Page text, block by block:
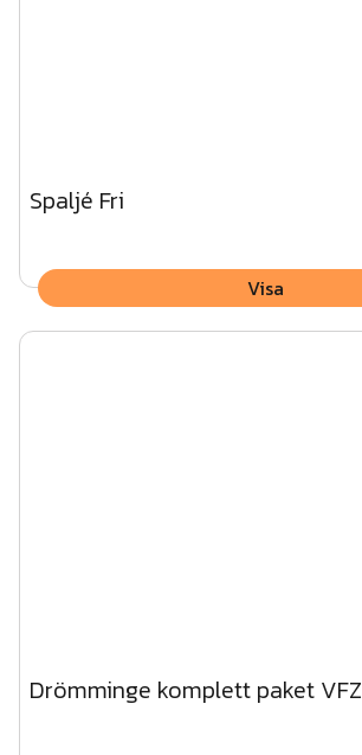
Spaljé Fri
Visa
Drömminge komplett paket VFZ